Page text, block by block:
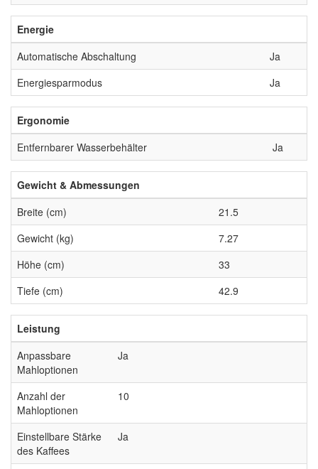
Energie
Automatische Abschaltung
Ja
Energiesparmodus
Ja
Ergonomie
Entfernbarer Wasserbehälter
Ja
Gewicht & Abmessungen
Breite (cm)
21.5
Gewicht (kg)
7.27
Höhe (cm)
33
Tiefe (cm)
42.9
Leistung
Anpassbare
Mahloptionen
Ja
Anzahl der
Mahloptionen
10
Einstellbare Stärke
des Kaffees
Ja